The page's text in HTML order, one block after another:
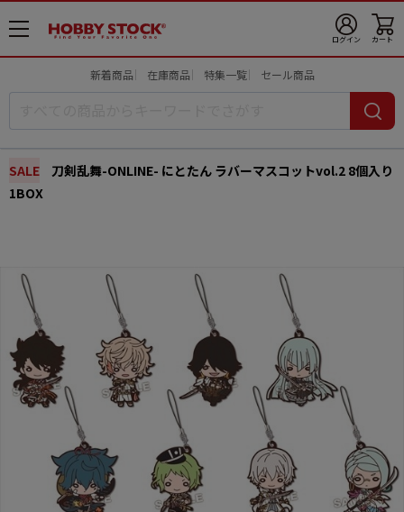
メ
ニ
ログイン カート
新着商品 在庫商品 特集一覧 セール商品
SALE
刀剣乱舞-ONLINE- にとたん ラバーマスコットvol.2 8個入り
1BOX